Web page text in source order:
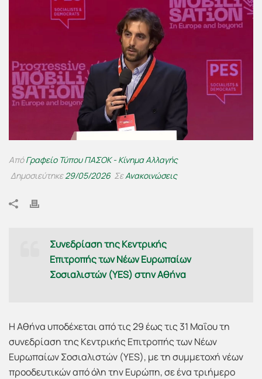
ΑπόΓραφείο Τύπου ΠΑΣΟΚ - Κίνημα Αλλαγής
Δημοσιεύτηκε29/05/2026 ΣεΑνακοινώσεις
Συνεδρίαση της Κεντρικής
Επιτροπής των Νέων Ευρωπαίων
Σοσιαλιστών (YES) στην Αθήνα
Η Αθήνα υποδέχεται από τις 29 έως τις 31 Μαΐου τη
συνεδρίαση της Κεντρικής Επιτροπής των Νέων
Ευρωπαίων Σοσιαλιστών (YES), με τη συμμετοχή νέων
προοδευτικών από όλη την Ευρώπη, σε ένα τριήμερο